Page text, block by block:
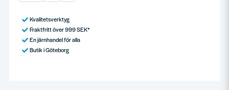
Kvalitetsverktyg
Fraktfritt över 999 SEK*
En järnhandel för alla
Butik i Göteborg